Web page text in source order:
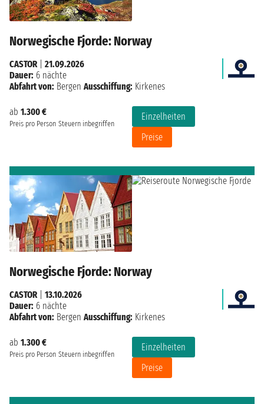
Norwegische Fjorde: Norway
ab 1.300 €
Preis pro Person Steuern inbegriffen
Einzelheiten
Preise
CASTOR| 21.09.2026
Dauer: 6 nächte
Abfahrt von: Bergen Ausschiffung: Kirkenes
Norwegische Fjorde: Norway
ab 1.300 €
Preis pro Person Steuern inbegriffen
Einzelheiten
Preise
CASTOR
13.10.2026
Dauer: 6 nächte
Abfahrt von: Bergen Ausschiffung: Kirkenes